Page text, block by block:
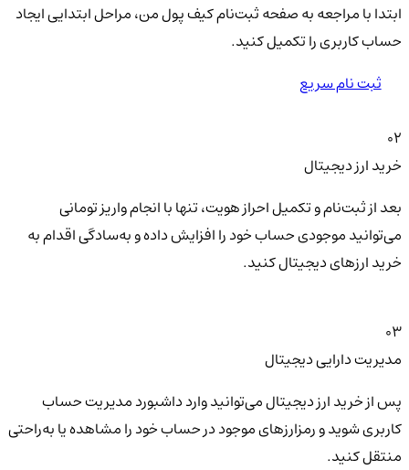
ابتدا با مراجعه به صفحه ثبت‌نام کیف‌ پول من، مراحل ابتدایی ایجاد
حساب کاربری را تکمیل کنید.
ثبت نام سریع
02
خرید ارز دیجیتال
بعد از ثبت‌نام و تکمیل احراز هویت، تنها با انجام واریز تومانی
می‌توانید موجودی حساب خود را افزایش داده و به‌سادگی اقدام به
خرید ارزهای دیجیتال کنید.
03
مدیریت دارایی دیجیتال
پس از خرید ارز دیجیتال می‌توانید وارد داشبورد مدیریت حساب
کاربری شوید و رمزارزهای موجود در حساب خود را مشاهده یا به‌راحتی
منتقل کنید.